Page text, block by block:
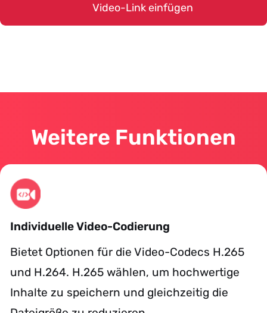
Video-Link einfügen
Inhalte ohne Aufwand.
Weitere Funktionen
Integrierte Browser
Verfügt über integrierte Browser, die das
Suchen und Streamen von Inhalten direkt
innerhalb der Anwendung ermöglichen und